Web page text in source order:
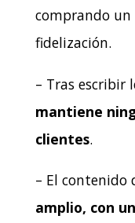
comprando
fidelización.
– Tras escribir
mantiene
clientes.
– El contenido
amplio, con